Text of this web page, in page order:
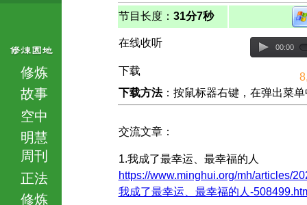
修炼
故事
空中
明慧
周刊
正法
修炼
节目长度： 31分7秒
在线收听 00:00
下载
下载方法：按鼠标器右键，在弹出菜
交流文章：
1.我成了最幸运、最幸福的人
https://www.minghui.org/mh/articles/
我成了最幸运、最幸福的人-